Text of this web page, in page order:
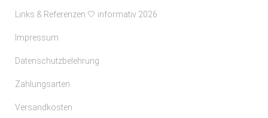
Links & Referenzen 🤍 informativ 2026
Impressum
Datenschutzbelehrung
Zahlungsarten
Versandkosten